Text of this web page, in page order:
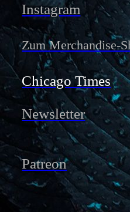
Instagram
Zum Merchandise-
Chicago Times
Newsletter
Patreon